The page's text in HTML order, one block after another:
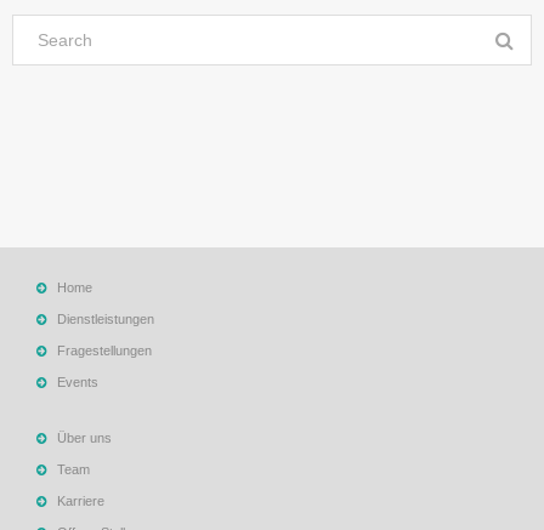
Home
Dienstleistungen
Fragestellungen
Events
Über uns
Team
Karriere